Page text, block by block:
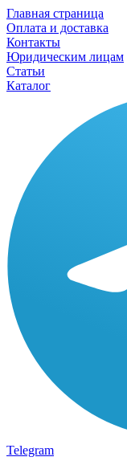
Главная страница
Оплата и доставка
Контакты
Юридическим лицам
Статьи
Каталог
Telegram